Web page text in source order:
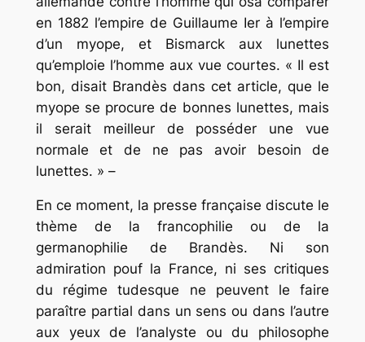
en 1882 l’empire de Guillaume Ier à l’empire
d’un myope, et Bismarck aux lunettes
qu’emploie l’homme aux vue courtes. « Il est
bon, disait Brandès dans cet article, que le
myope se procure de bonnes lunettes, mais
il serait meilleur de posséder une vue
normale et de ne pas avoir besoin de
lunettes. » –
En ce moment, la presse française discute le
thème de la francophilie ou de la
germanophilie de Brandès. Ni son
admiration pouf la France, ni ses critiques
du régime tudesque ne peuvent le faire
paraître partial dans un sens ou dans l’autre
aux yeux de l’analyste ou du philosophe